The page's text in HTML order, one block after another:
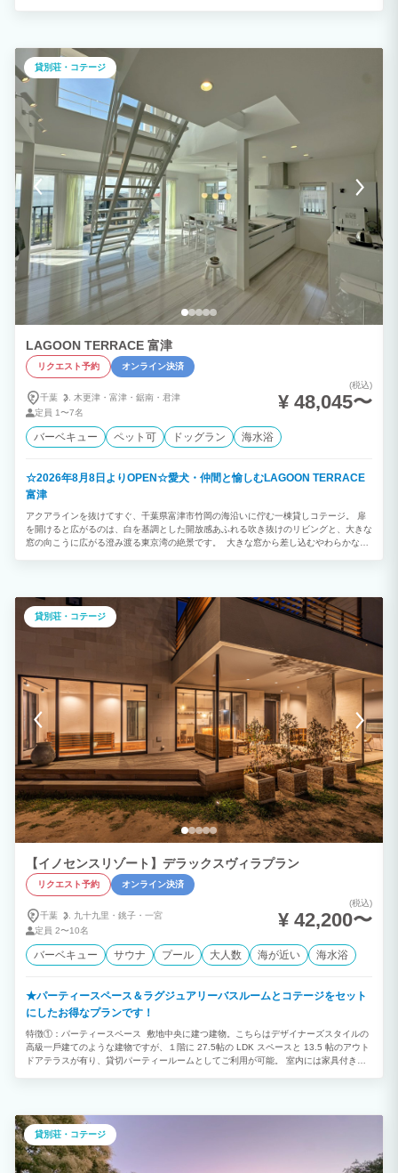
蔵庫・調理器具・食器も揃っているため自炊も可能です。 シングルベッド4台と追加マ
ットレス2枚で、最大6名まで宿泊可能。 徒歩5分で海にもアクセスでき、散歩や磯遊
びもおすすめ。 「何もしない贅沢」を味わいたい方にも、仲間と特別な時間を楽しみ
たい方にもぴったりです。
貸別荘・コテージ
LAGOON TERRACE 富津
リクエスト予約 オンライン決済
千葉 木更津・ 富津・ 鋸南・ 君津
定員 1〜7名
(税込)
¥ 48,045〜
バーベキュー ペット可 ドッグラン 海水浴
☆2026年8月8日よりOPEN☆愛犬・仲間と愉しむLAGOON TERRACE
富津
アクアラインを抜けてすぐ、千葉県富津市竹岡の海沿いに佇む一棟貸しコテージ。 扉
を開けると広がるのは、白を基調とした開放感あふれる吹き抜けのリビングと、大きな
窓の向こうに広がる澄み渡る東京湾の絶景です。 大きな窓から差し込むやわらかな光
貸別荘・コテージ
【イノセンスリゾート】デラックスヴィラプラン
リクエスト予約 オンライン決済
千葉 九十九里・ 銚子・ 一宮
定員 2〜10名
(税込)
¥ 42,200〜
バーベキュー サウナ プール 大人数 海が近い 海水浴
★パーティースペース＆ラグジュアリーバスルームとコテージをセット
にしたお得なプランです！
特徴①：パーティースペース 敷地中央に建つ建物。こちらはデザイナーズスタイルの
⾼級⼀⼾建てのような建物ですが、１階に 27.5帖の LDK スペースと 13.5 帖のアウト
ドアテラスが有り、貸切パーティールームとしてご利用が可能。 室内には家具付きで
加注文が必要）など、気軽にホームパーティのように楽しむ事が出来ます。リビングに
はプロジェクターとスピーカーが常設されておりますので、お持ちのスマートフォンの
画像を自由に投影したり、音楽を楽しむ事も可能となります。 特徴②：ラグジュアリ
ーバスルーム 建物内１階の中央ホールを挟んで、貸切パーティールームの反対側に
は、３名〜４名で利用できる天然石造りのラグジュアリーバスルームが設置されており
貸別荘・コテージ